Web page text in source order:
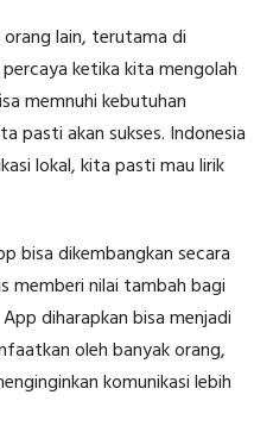
lain, terutama di
ketika kita mengolah
memnuhi kebutuhan
pasti akan sukses. Indonesia
lokal, kita pasti mau lirik
bisa dikembangkan secara
memberi nilai tambah bagi
diharapkan bisa menjadi
oleh banyak orang,
komunikasi lebih